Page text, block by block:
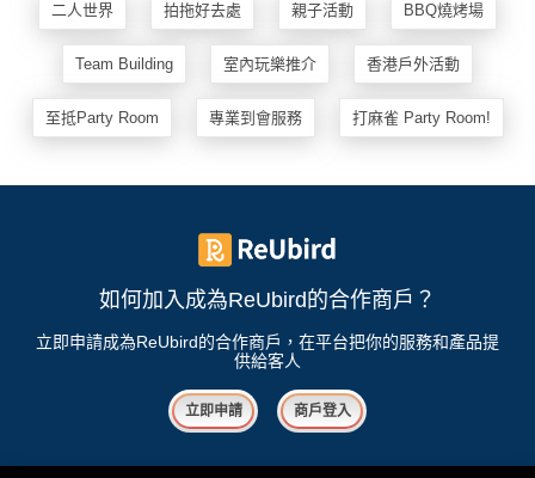
二人世界 拍拖好去處 親子活動 BBQ燒烤場
Team Building 室內玩樂推介 香港戶外活動
至抵Party Room 專業到會服務 打麻雀 Party Room!
如何加入成為ReUbird的合作商戶？
立即申請成為ReUbird的合作商戶，在平台把你的服務和產品提
供給客人
立即申請 商戶登入